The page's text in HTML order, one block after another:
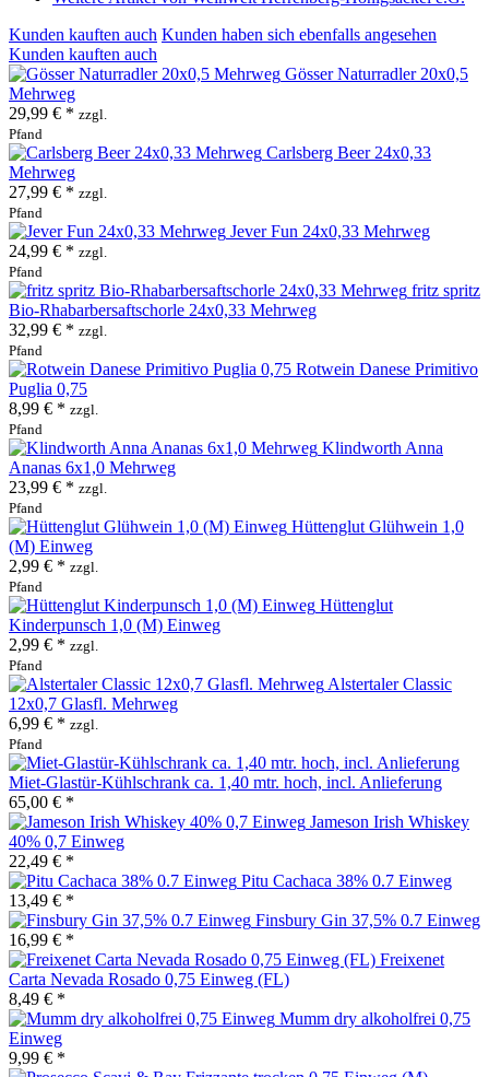
Kunden kauften auch Kunden haben sich ebenfalls angesehen
Kunden kauften auch
Gösser Naturradler 20x0,5
Mehrweg
29,99 € * zzgl.
Pfand
Carlsberg Beer 24x0,33
Mehrweg
27,99 € * zzgl.
Pfand
Jever Fun 24x0,33 Mehrweg
24,99 € * zzgl.
Pfand
fritz spritz
Bio-Rhabarbersaftschorle 24x0,33 Mehrweg
32,99 € * zzgl.
Pfand
Rotwein Danese Primitivo
Puglia 0,75
8,99 € * zzgl.
Pfand
Klindworth Anna
Ananas 6x1,0 Mehrweg
23,99 € * zzgl.
Pfand
Hüttenglut Glühwein 1,0
(M) Einweg
2,99 € * zzgl.
Pfand
Hüttenglut
Kinderpunsch 1,0 (M) Einweg
2,99 € * zzgl.
Pfand
Alstertaler Classic
12x0,7 Glasfl. Mehrweg
6,99 € * zzgl.
Pfand
Miet-Glastür-Kühlschrank ca. 1,40 mtr. hoch, incl. Anlieferung
65,00 € *
Jameson Irish Whiskey
40% 0,7 Einweg
22,49 € *
Pitu Cachaca 38% 0.7 Einweg
13,49 € *
Finsbury Gin 37,5% 0.7 Einweg
16,99 € *
Freixenet
Carta Nevada Rosado 0,75 Einweg (FL)
8,49 € *
Mumm dry alkoholfrei 0,75
Einweg
9,99 € *